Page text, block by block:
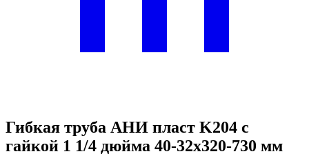
Гибкая труба АНИ пласт K204 с
гайкой 1 1/4 дюйма 40-32х320-730 мм